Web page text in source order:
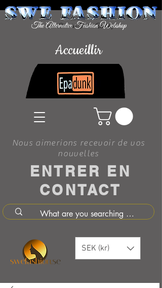
ENTRER EN
CONTACT
Nous aimerions recevoir de vos
nouvelles
Accueillir
SEK (kr)